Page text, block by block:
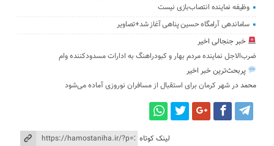
وظیفه نماینده انتصاب‌بازی نیست
ساماندهی آرامگاه حسین پناهی آغاز شد+تصاویر
خبر جنجالی اخیر
ضرب‌الاجل نماینده مردم بهار و کبودراهنگ به ادارات مسدودکننده وام
پربحث‌ترین خبر اخیر
محمد درشهر کرمان برای استقبال از مسافران نوروزی آماده می‌شود
لینک کوتاه